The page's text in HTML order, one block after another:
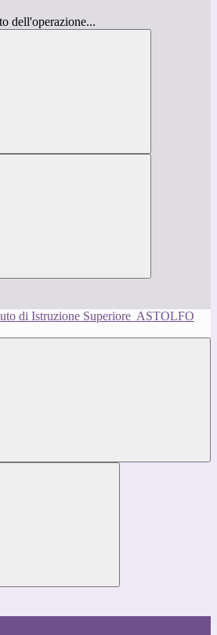
dell'operazione...
di Istruzione Superiore ASTOLFO